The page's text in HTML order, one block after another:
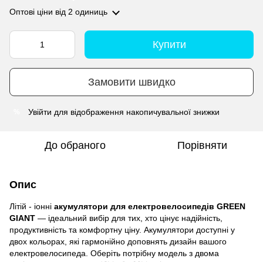
Оптові ціни від 2 одиниць
Купити
Замовити швидко
Увійти для відображення накопичувальної знижки
До обраного Порівняти
Опис
Літій - іонні акумулятори для електровелосипедів GREEN
GIANT — ідеальний вибір для тих, хто цінує надійність,
продуктивність та комфортну ціну. Акумулятори доступні у
двох кольорах, які гармонійно доповнять дизайн вашого
електровелосипеда. Оберіть потрібну модель з двома